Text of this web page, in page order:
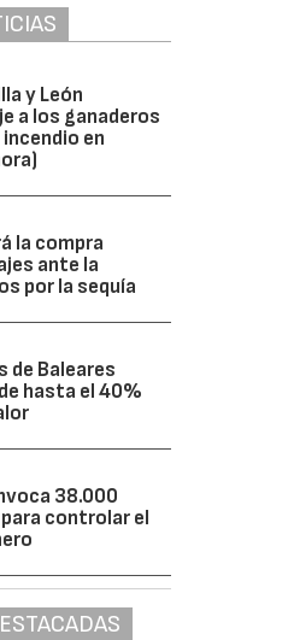
y León
a los ganaderos
en
la compra
ante la
por la sequía
de Baleares
hasta el 40%
38.000
controlar el